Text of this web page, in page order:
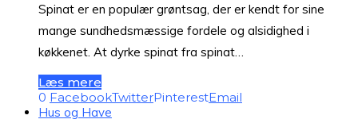
Spinat er en populær grøntsag, der er kendt for sine
mange sundhedsmæssige fordele og alsidighed i
køkkenet. At dyrke spinat fra spinat…
Læs mere
0 FacebookTwitterPinterestEmail
Hus og Have